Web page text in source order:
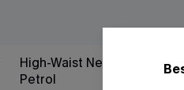
High-Waist Neckholder-
Petrol